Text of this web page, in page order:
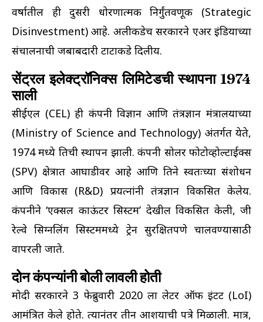
वर्षातील ही दुसरी धोरणात्मक निर्गुंतवणूक (Strategic
Disinvestment) आहे. अलीकडेच सरकारने एअर इंडियाच्या
संचालनाची जबाबदारी टाटाकडे दिलीय.
सेंट्रल इलेक्ट्रॉनिक्स लिमिटेडची स्थापना 1974
साली
सीईएल (CEL) ही कंपनी विज्ञान आणि तंत्रज्ञान मंत्रालयाच्या
(Ministry of Science and Technology) अंतर्गत येते,
1974 मध्ये तिची स्थापन झाली. कंपनी सोलर फोटोव्होल्टाईक्स
(SPV) क्षेत्रात आघाडीवर आहे आणि तिने स्वतःच्या संशोधन
आणि विकास (R&D) प्रयत्नांनी तंत्रज्ञान विकसित केलेय.
कंपनीने ‘एक्सल काऊंटर सिस्टम’ देखील विकसित केली, जी
रेल्वे सिग्नलिंग सिस्टममध्ये ट्रेन सुरक्षितपणे चालवण्यासाठी
वापरली जाते.
दोन कंपन्यांनी बोली लावली होती
मोदी सरकारने 3 फेब्रुवारी 2020 ला लेटर ऑफ इंटेंट (LoI)
आमंत्रित केले होते. त्यानंतर तीन आशयाची पत्रे मिळाली. मात्र,